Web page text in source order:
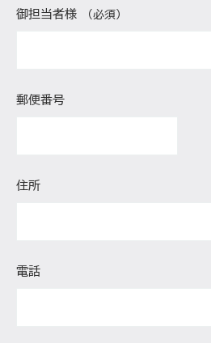
御担当者様 （必須）
郵便番号
住所
電話